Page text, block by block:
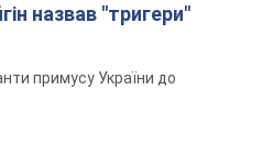
назвав "тригери"
примусу України до